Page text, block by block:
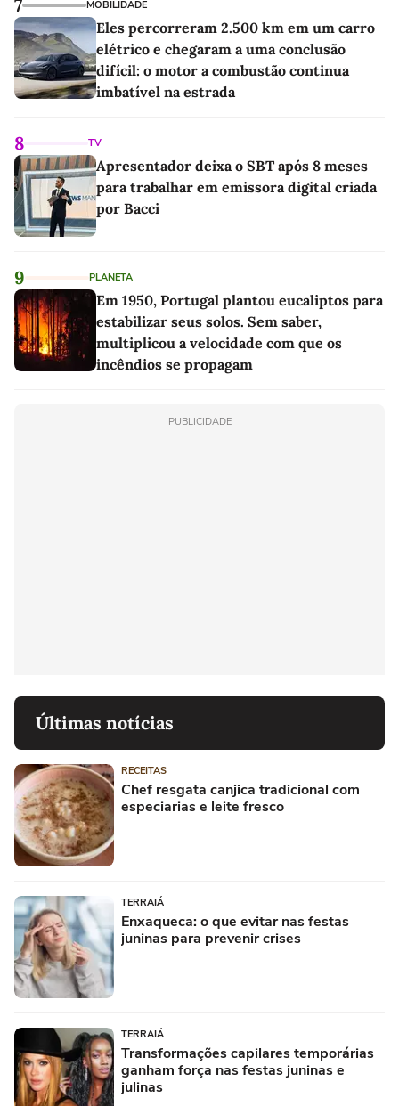
7 MOBILIDADE
Eles percorreram 2.500 km em um carro
elétrico e chegaram a uma conclusão
difícil: o motor a combustão continua
imbatível na estrada
8 TV
Apresentador deixa o SBT após 8 meses
para trabalhar em emissora digital criada
por Bacci
9 PLANETA
Em 1950, Portugal plantou eucaliptos para
estabilizar seus solos. Sem saber,
multiplicou a velocidade com que os
incêndios se propagam
PUBLICIDADE
Últimas notícias
RECEITAS
Chef resgata canjica tradicional com
especiarias e leite fresco
TERRAIÁ
Enxaqueca: o que evitar nas festas
juninas para prevenir crises
TERRAIÁ
Transformações capilares temporárias
ganham força nas festas juninas e
julinas